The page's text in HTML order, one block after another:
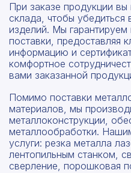
При заказе продукции
склада, чтобы
изделий. Мы
поставки, предоставляя
информацию и
комфортное
вами заказанной
Помимо поставки
материалов, мы
металлоконструкции,
металлообработки.
услуги: резка металла
лентопильным станком,
сверление, порошковая